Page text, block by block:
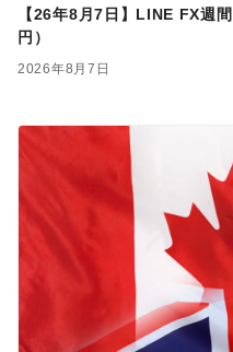
【26年8月7日】LINE FX週
円）
2026年8月7日